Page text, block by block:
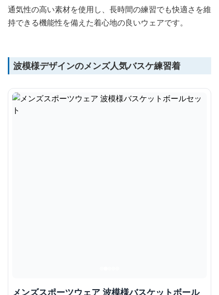
通気性の高い素材を使用し、長時間の練習でも快適さを維
持できる機能性を備えた着心地の良いウェアです。
波模様デザインのメンズ人気バスケ練習着
メンズスポーツウェア 波模様バスケットボール